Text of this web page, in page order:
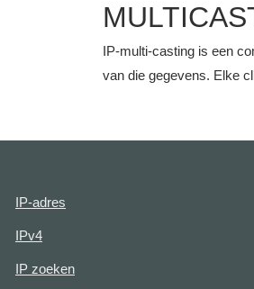
IP-multi-casting is een
van die gegevens. Elke
IP-adres
IPv4
IP zoeken